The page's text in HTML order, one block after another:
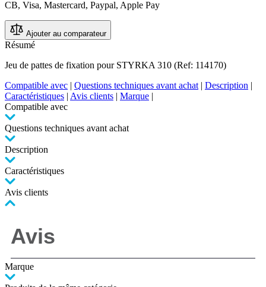
CB, Visa, Mastercard, Paypal, Apple Pay
Ajouter au comparateur
Résumé
Jeu de pattes de fixation pour STYRKA 310 (Ref: 114170)
Compatible avec | Questions techniques avant achat | Description |
Caractéristiques | Avis clients | Marque |
Compatible avec
Questions techniques avant achat
Description
Caractéristiques
Avis clients
Marque